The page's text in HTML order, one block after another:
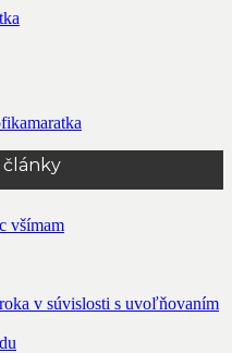
články
všímam
v súvislosti s uvoľňovaním